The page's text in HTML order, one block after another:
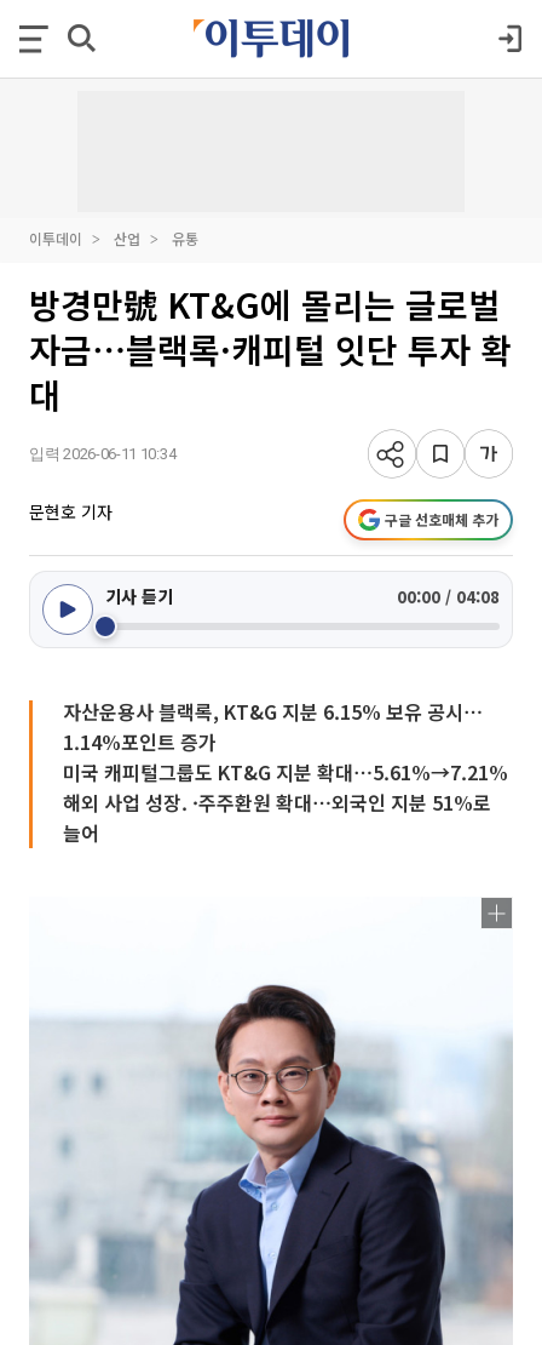
이투데이 산업 유통
방경만號 KT&G에 몰리는 글로벌
자금⋯블랙록·캐피털 잇단 투자 확
대
입력 2026-06-11 10:34
문현호 기자 구글 선호매체 추가
기사 듣기 00:00 / 04:08
자산운용사 블랙록, KT&G 지분 6.15% 보유 공시⋯
1.14%포인트 증가
미국 캐피털그룹도 KT&G 지분 확대⋯5.61%→7.21%
해외 사업 성장. ·주주환원 확대⋯외국인 지분 51%로
늘어